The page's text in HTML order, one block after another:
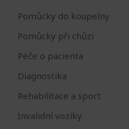
Pomůcky do koupelny
Pomůcky při chůzi
Péče o pacienta
Diagnostika
Rehabilitace a sport
Invalidní vozíky